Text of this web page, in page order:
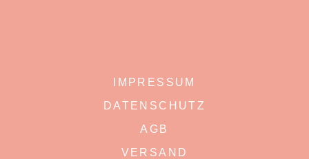
IMPRESSUM
DATENSCHUTZ
AGB
VERSAND